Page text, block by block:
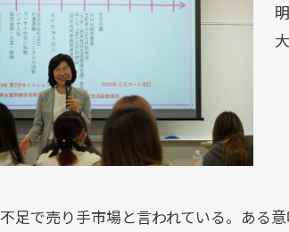
不足で売り手市場と言われている。ある